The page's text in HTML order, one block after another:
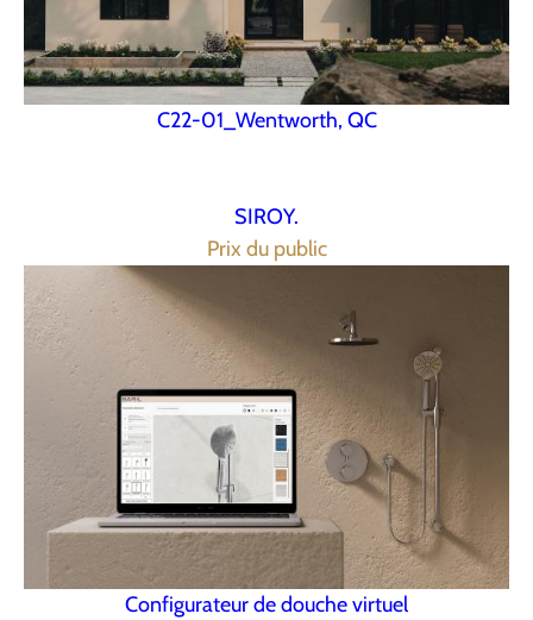
C22-01_Wentworth, QC
SIROY.
Prix du public
Configurateur de douche virtuel